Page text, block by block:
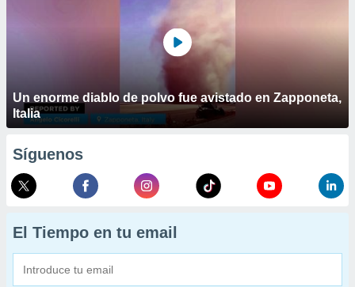
Un enorme diablo de polvo fue avistado en Zapponeta,
Italia
Síguenos
El Tiempo en tu email